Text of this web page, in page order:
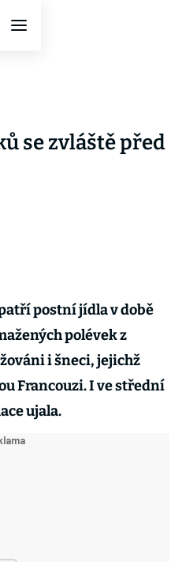
se zvláště před
postní jídla v době
polévek z
i šneci, jejichž
Francouzi. I ve střední
ujala.